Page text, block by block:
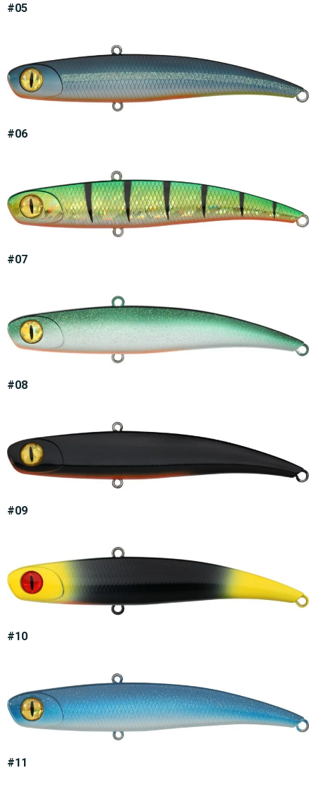
#05
#06
#07
#08
#09
#10
#11